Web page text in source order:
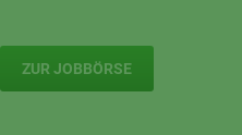
ZUR JOBBÖRSE